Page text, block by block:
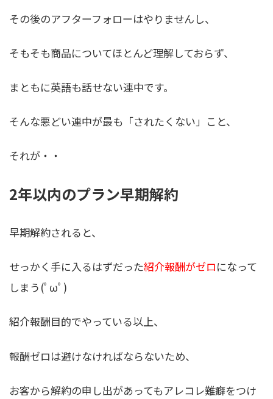
その後のアフターフォローはやりませんし、
そもそも商品についてほとんど理解しておらず、
まともに英語も話せない連中です。
そんな悪どい連中が最も「されたくない」こと、
それが・・
2年以内のプラン早期解約
早期解約されると、
せっかく手に入るはずだった紹介報酬がゼロになって
しまう(ﾟωﾟ)
紹介報酬目的でやっている以上、
報酬ゼロは避けなければならないため、
お客から解約の申し出があってもアレコレ難癖をつけ